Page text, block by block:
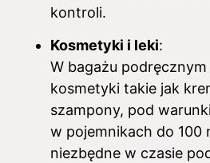
kontroli.
Kosmetyki i leki:
W bagażu
kosmetyki takie jak
szampony, pod
w pojemnikach do 100
niezbędne w czasie